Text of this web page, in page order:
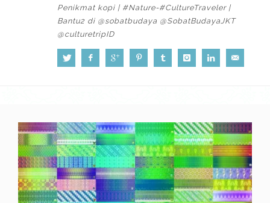
Penikmat kopi | #Nature-#CultureTraveler |
Bantu2 di @sobatbudaya @SobatBudayaJKT
@culturetripID